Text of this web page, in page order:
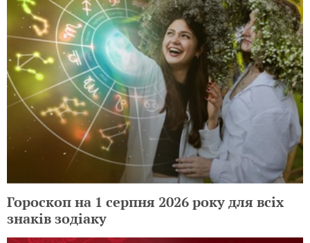
Гороскоп на 1 серпня 2026 року для всіх
знаків зодіаку